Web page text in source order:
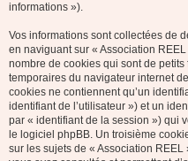
informations »).
Vos informations sont collectées de
en naviguant sur « Association
nombre de cookies qui sont de
temporaires du navigateur internet
cookies ne contiennent qu’un
identifiant de l’utilisateur ») et un
par « identifiant de la session ») qui
le logiciel phpBB. Un troisième
sur les sujets de « Association